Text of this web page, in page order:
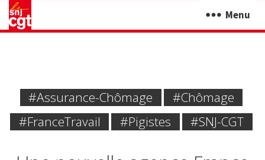
Menu
#Assurance-Chômage
#chômage
#FranceTravail
#pigistes #SNJ-CGT